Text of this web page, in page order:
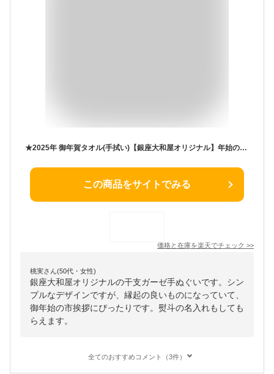
★2025年 御年賀タオル(手拭い)【銀座大和屋オリジナル】年始のご挨拶に最適な干支ガーゼ手ぬぐい 【熨斗の名入れは、注文ステップ内に表示される備考欄にご希望の内容をご記入ください 】
この商品をサイトでみる
価格と在庫を楽天でチェック >>
桃実さん(50代・女性)
銀座大和屋オリジナルの干支ガーゼ手ぬぐいです。シン
プルなデザインですが、縁起の良いものになっていて、
御年始の市挨拶にぴったりです。熨斗の名入れもしても
らえます。
全てのおすすめコメント（3件）